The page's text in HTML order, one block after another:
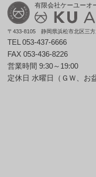
有限会社ケーユーオ
〒433-8105 静岡県浜松市北区三方
TEL 053-437-6666
FAX 053-436-8226
営業時間 9:30～19:00
定休日 水曜日（ＧＷ、お